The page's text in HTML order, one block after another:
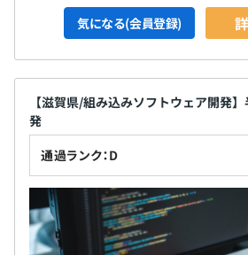
気になる(会員登録)
【滋賀県/組み込みソフトウェア開発
発
通過ランク：D